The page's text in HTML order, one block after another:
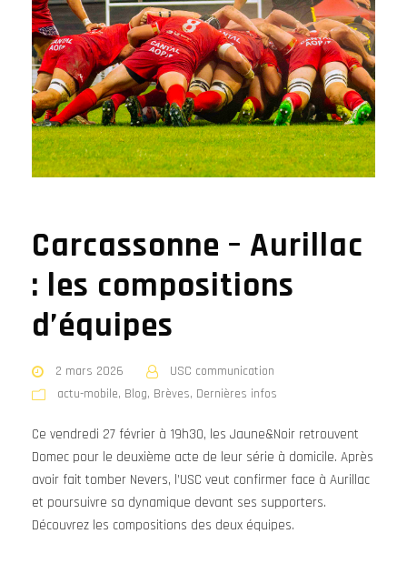
Carcassonne – Aurillac
: les compositions
d’équipes
2 mars 2026
USC communication
actu-mobile, Blog, Brèves, Dernières infos
Ce vendredi 27 février à 19h30, les Jaune&Noir retrouvent
Domec pour le deuxième acte de leur série à domicile. Après
avoir fait tomber Nevers, l’USC veut confirmer face à Aurillac
et poursuivre sa dynamique devant ses supporters.
Découvrez les compositions des deux équipes.